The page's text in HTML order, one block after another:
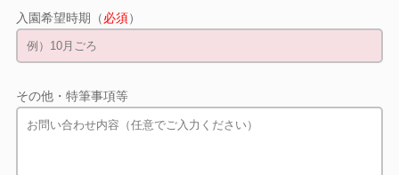
入園希望時期（必須）
その他・特筆事項等